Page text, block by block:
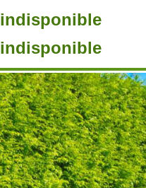
indisponible
indisponible